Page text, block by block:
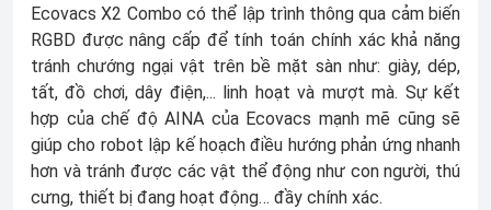
Ecovacs X2 Combo có thể lập trình thông qua cảm biến
RGBD được nâng cấp để tính toán chính xác khả năng
tránh chướng ngại vật trên bề mặt sàn như: giày, dép,
tất, đồ chơi, dây điện,... linh hoạt và mượt mà. Sự kết
hợp của chế độ AINA của Ecovacs mạnh mẽ cũng sẽ
giúp cho robot lập kế hoạch điều hướng phản ứng nhanh
hơn và tránh được các vật thể động như con người, thú
cưng, thiết bị đang hoạt động… đầy chính xác.